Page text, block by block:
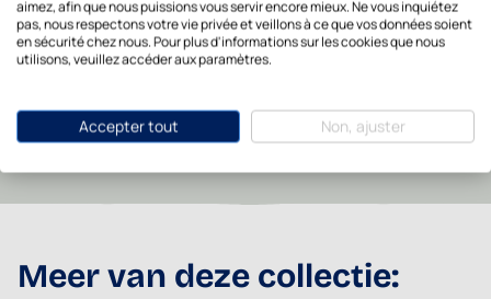
Lavable au lave-
vaisselle
Oui
Price
62,95
Meer van deze collectie:
aimez, afin que nous puissions vous servir encore mieux. Ne vous inquiétez
pas, nous respectons votre vie privée et veillons à ce que vos données soient
en sécurité chez nous. Pour plus d'informations sur les cookies que nous
utilisons, veuillez accéder aux paramètres.
Accepter tout Non, ajuster